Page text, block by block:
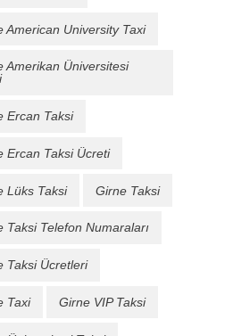
American University Taxi
Amerikan Üniversitesi
Ercan Taksi
Ercan Taksi Ücreti
Lüks Taksi Girne Taksi
Taksi Telefon Numaraları
Taksi Ücretleri
Taxi Girne VIP Taksi